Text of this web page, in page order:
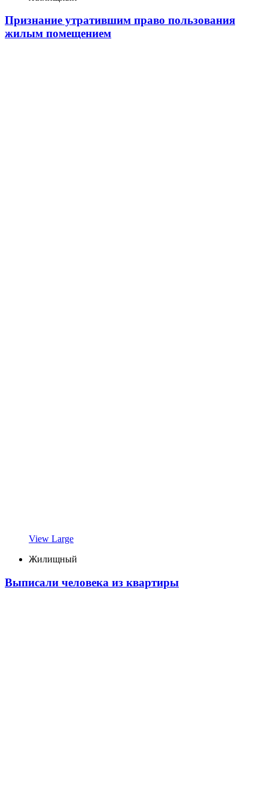
Признание утратившим право пользования
жилым помещением
View Large
Жилищный
Выписали человека из квартиры